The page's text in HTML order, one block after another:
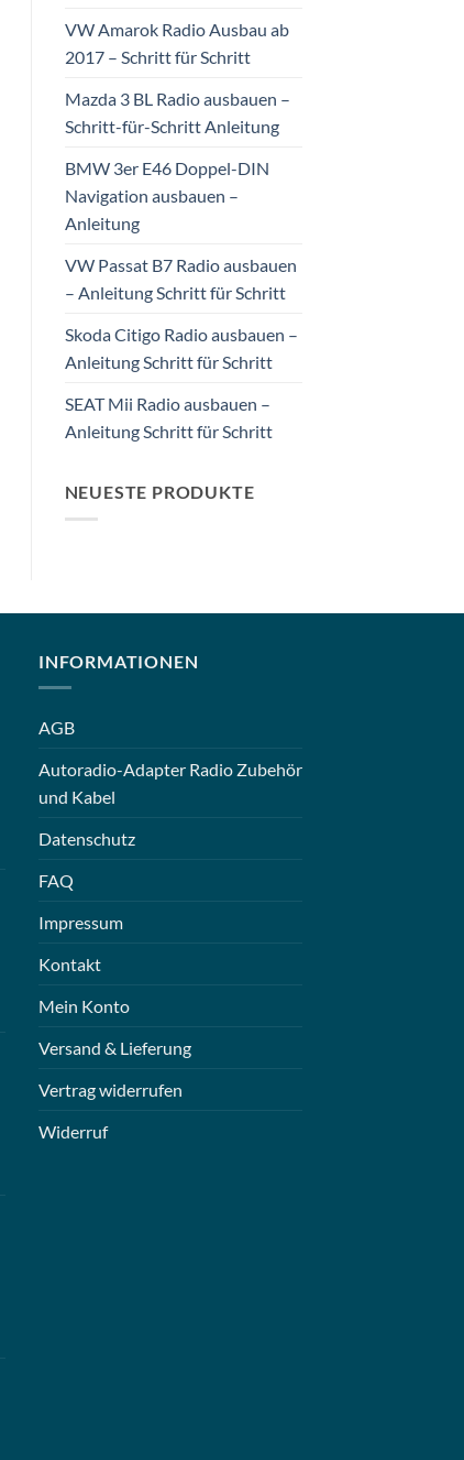
VW Amarok Radio Ausbau ab
2017 – Schritt für Schritt
Mazda 3 BL Radio ausbauen –
Schritt-für-Schritt Anleitung
BMW 3er E46 Doppel-DIN
Navigation ausbauen –
Anleitung
VW Passat B7 Radio ausbauen
– Anleitung Schritt für Schritt
Skoda Citigo Radio ausbauen –
Anleitung Schritt für Schritt
SEAT Mii Radio ausbauen –
Anleitung Schritt für Schritt
NEUESTE PRODUKTE
INFORMATIONEN
AGB
Autoradio-Adapter Radio Zubehör
und Kabel
Datenschutz
FAQ
Impressum
Kontakt
Mein Konto
Versand & Lieferung
Vertrag widerrufen
Widerruf